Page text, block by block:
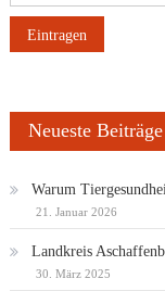
Neueste Beiträge
Warum
21. Januar 2026
Landkreis
30. März 2025